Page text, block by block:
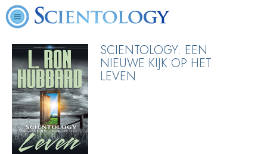
SCIENTOLOGY: EEN
NIEUWE KIJK OP HET
LEVEN